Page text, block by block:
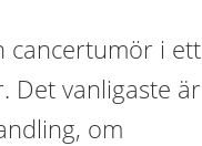
cancertumör i ett
Det vanligaste är
om